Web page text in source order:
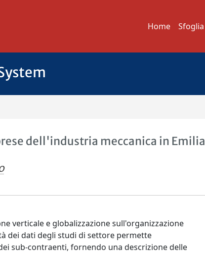
Home Sfoglia
dell'industria meccanica in Emilia
verticale e globalizzazione sull'organizzazione
dei dati degli studi di settore permette
sub-contraenti, fornendo una descrizione delle